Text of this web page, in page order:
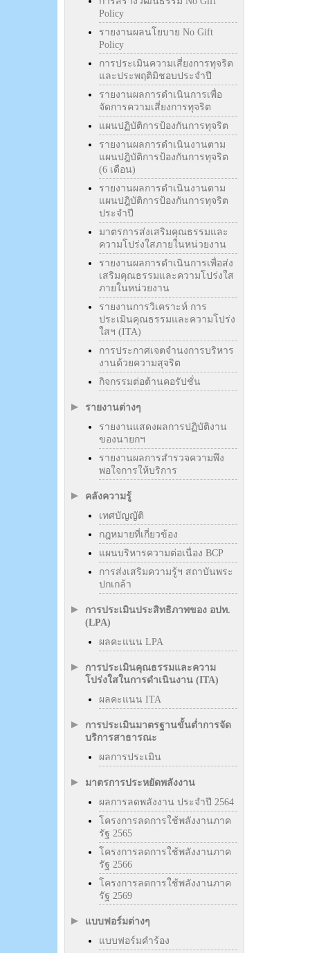
Policy
รายงานผลนโยบาย No Gift
Policy
การประเมินความเสี่ยงการทุจริต
และประพฤติมิชอบประจำปี
รายงานผลการดำเนินการเพื่อ
จัดการความเสี่ยงการทุจริต
แผนปฏิบัติการป้องกันการทุจริต
รายงานผลการดำเนินงานตาม
แผนปฎิบัติการป้องกันการทุจริต
(6 เดือน)
รายงานผลการดำเนินงานตาม
แผนปฎิบัติการป้องกันการทุจริต
ประจำปี
มาตรการส่งเสริมคุณธรรมและ
ความโปร่งใสภายในหน่วยงาน
รายงานผลการดำเนินการเพื่อส่ง
เสริมคุณธรรมและความโปร่งใส
ภายในหน่วยงาน
รายงานการวิเคราะห์ การ
ประเมินคุณธรรมและความโปร่ง
ใสฯ (ITA)
การประกาศเจตจำนงการบริหาร
งานด้วยความสุจริต
กิจกรรมต่อต้านคอรัปชั่น
รายงานต่างๆ
รายงานแสดงผลการปฏิบัติงาน
ของนายกฯ
รายงานผลการสำรวจความพึง
พอใจการให้บริการ
คลังความรู้
เทศบัญญัติ
กฎหมายที่เกี่ยวข้อง
แผนบริหารความต่อเนื่อง BCP
การส่งเสริมความรู้ฯ สถาบันพระ
ปกเกล้า
การประเมินประสิทธิภาพของ อปท.
(LPA)
ผลคะแนน LPA
การประเมินคุณธรรมและความ
โปร่งใสในการดำเนินงาน (ITA)
ผลคะแนน ITA
การประเมินมาตรฐานขั้นต่ำการจัด
บริการสาธารณะ
ผลการประเมิน
มาตรการประหยัดพลังงาน
ผลการลดพลังงาน ประจำปี 2564
โครงการลดการใช้พลังงานภาค
รัฐ 2565
โครงการลดการใช้พลังงานภาค
รัฐ 2566
โครงการลดการใช้พลังงานภาค
รัฐ 2569
แบบฟอร์มต่างๆ
แบบฟอร์มคำร้อง